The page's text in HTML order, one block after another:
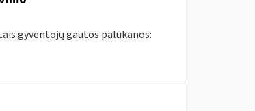
gyventojų gautos palūkanos: